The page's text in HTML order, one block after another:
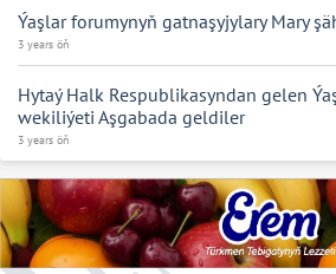
Ýaşlar forumynyň gatnaşyjylary Mary
3 years öň
Hytaý Halk Respublikasyndan gelen
wekiliýeti Aşgabada geldiler
3 years öň